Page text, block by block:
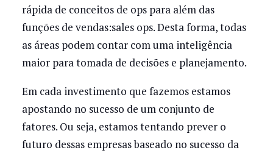
rápida de conceitos de ops para além das
funções de vendas:sales ops. Desta forma, todas
as áreas podem contar com uma inteligência
maior para tomada de decisões e planejamento.
Em cada investimento que fazemos estamos
apostando no sucesso de um conjunto de
fatores. Ou seja, estamos tentando prever o
futuro dessas empresas baseado no sucesso da